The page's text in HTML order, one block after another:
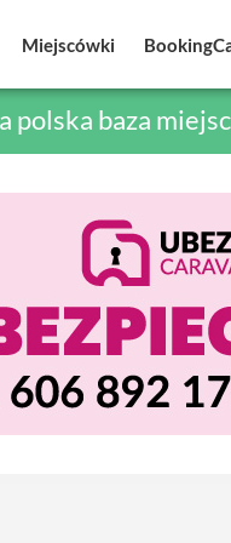
Miejscówki
polska baza
Miejscówki